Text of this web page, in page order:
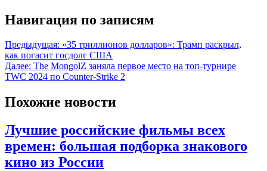
Навигация по записям
Предыдущая: «35 триллионов долларов»: Трамп раскрыл,
как погасит госдолг США
Далее: The MongolZ заняла первое место на топ-турнире
TWC 2024 по Counter-Strike 2
Похожие новости
Лучшие российские фильмы всех
времен: большая подборка знакового
кино из России